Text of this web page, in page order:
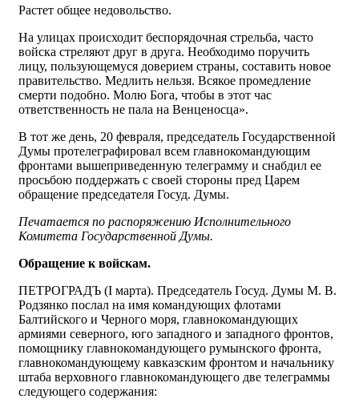
Растет общее недовольство.
На улицах происходит беспорядочная стрельба, часто
войска стреляют друг в друга. Необходимо поручить
лицу, пользующемуся доверием страны, составить новое
правительство. Медлить нельзя. Всякое промедление
смерти подобно. Молю Бога, чтобы в этот час
ответственность не пала на Венценосца».
В тот же день, 20 февраля, председатель Государственной
Думы протелеграфировал всем главнокомандующим
фронтами вышеприведенную телеграмму и снабдил ее
просьбою поддержать с своей стороны пред Царем
обращение председателя Госуд. Думы.
Печатается по распоряжению Исполнительного
Комитета Государственной Думы.
Обращение к войскам.
ПЕТРОГРАДЪ (I марта). Председатель Госуд. Думы М. В.
Родзянко послал на имя командующих флотами
Балтийского и Черного моря, главнокомандующих
армиями северного, юго западного и западного фронтов,
помощнику главнокомандующего румынского фронта,
главнокомандующему кавказским фронтом и начальнику
штаба верховного главнокомандующего две телеграммы
следующего содержания: